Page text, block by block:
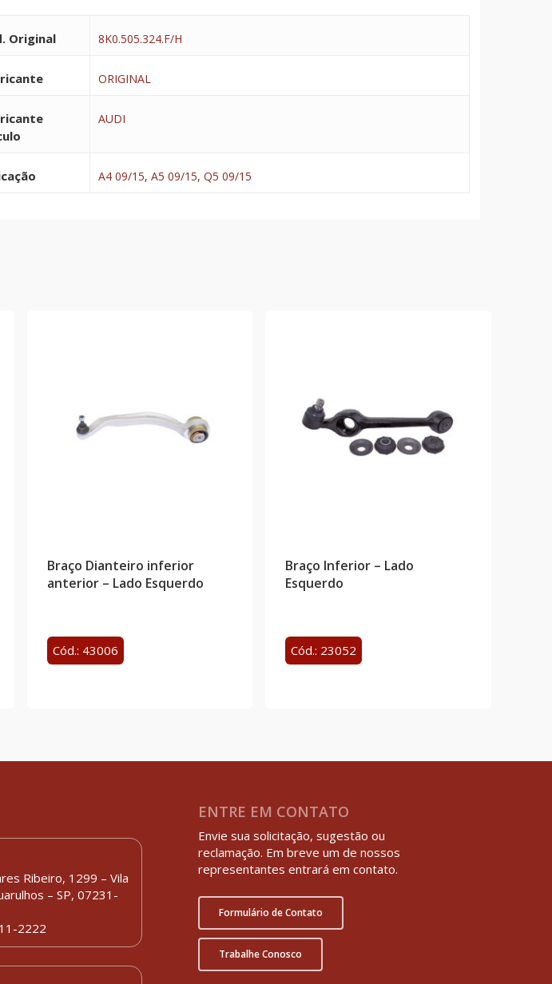
Original 8K0.505.324.F/H
ORIGINAL
AUDI
A4 09/15, A5 09/15, Q5 09/15
Braço Dianteiro inferior
anterior – Lado Esquerdo
Cód.: 43006
Braço Inferior – Lado
Esquerdo
Cód.: 23052
Ribeiro, 1299 – Vila
– SP, 07231-
2222
ENTRE EM CONTATO
Envie sua solicitação, sugestão ou
reclamação. Em breve um de nossos
representantes entrará em contato.
Formulário de Contato
Trabalhe Conosco